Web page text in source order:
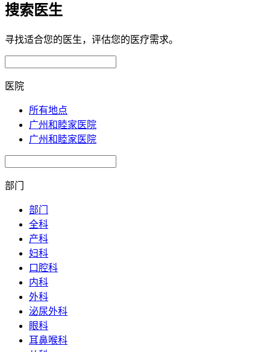
搜索医生
寻找适合您的医生，评估您的医疗需求。
医院
所有地点
广州和睦家医院
广州和睦家医院
部门
部门
全科
产科
妇科
口腔科
内科
外科
泌尿外科
眼科
耳鼻喉科